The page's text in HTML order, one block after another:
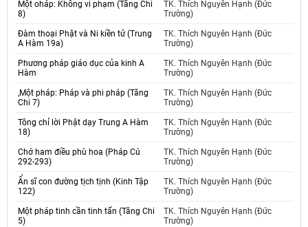
Một oháp: Không vi phạm (Tăng Chi
8)
TK. Thích Nguyên Hạnh (Đức
Trường)
Đàm thoại Phật và Ni kiền tử (Trung
A Hàm 19a)
TK. Thích Nguyên Hạnh (Đức
Trường)
Phương pháp giáo dục của kinh A
Hàm
TK. Thích Nguyên Hạnh (Đức
Trường)
,Một pháp: Pháp và phi pháp (Tăng
Chi 7)
TK. Thích Nguyên Hạnh (Đức
Trường)
Tông chỉ lời Phật dạy Trung A Hàm
18)
TK. Thích Nguyên Hạnh (Đức
Trường)
Chớ ham điều phù hoa (Pháp Cú
292-293)
TK. Thích Nguyên Hạnh (Đức
Trường)
Ẩn sĩ con đường tịch tịnh (Kinh Tập
122)
TK. Thích Nguyên Hạnh (Đức
Trường)
Một pháp tinh cần tinh tấn (Tăng Chi
5)
TK. Thích Nguyên Hạnh (Đức
Trường)